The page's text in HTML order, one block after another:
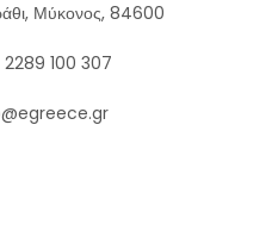
Μύκονος, 84600
2289 100 307